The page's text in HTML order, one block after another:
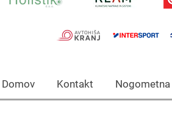
Domov Kontakt